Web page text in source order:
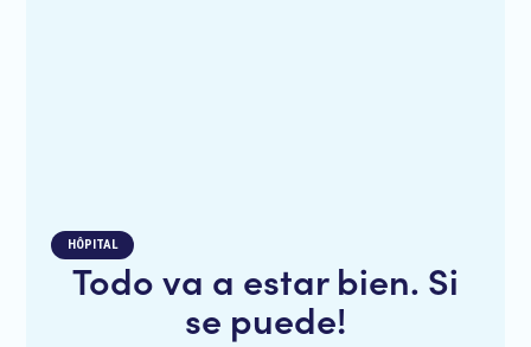
HÔPITAL
Todo va a estar bien. Si
se puede!